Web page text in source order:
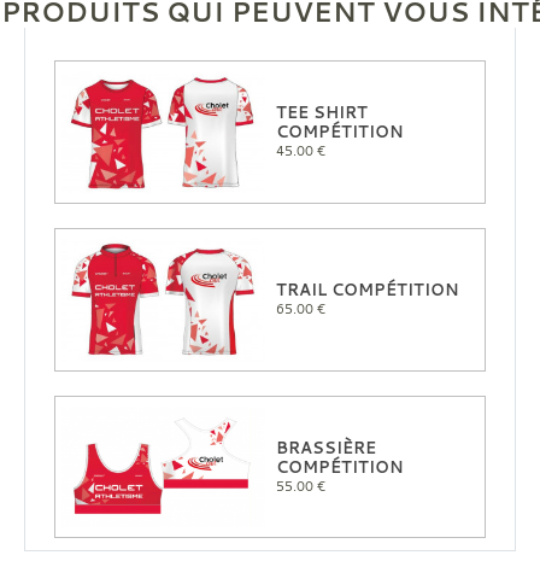
QUI PEUVENT VOUS
TEE SHIRT
COMPÉTITION
45.00 €
TRAIL COMPÉTITION
65.00 €
BRASSIÈRE
COMPÉTITION
55.00 €